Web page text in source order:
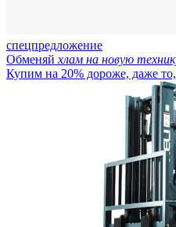
спецпредложение
Обменяй хлам на новую
Купим на 20% дороже, даже то,